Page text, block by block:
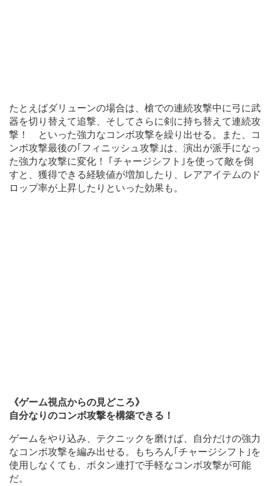
たとえばダリューンの場合は、槍での連続攻撃中に弓に武
器を切り替えて追撃、そしてさらに剣に持ち替えて連続攻
撃！ といった強力なコンボ攻撃を繰り出せる。また、コ
ンボ攻撃最後の｢フィニッシュ攻撃｣は、演出が派手になっ
た強力な攻撃に変化！ ｢チャージシフト｣を使って敵を倒
すと、獲得できる経験値が増加したり、レアアイテムのド
ロップ率が上昇したりといった効果も。
《ゲーム視点からの見どころ》
自分なりのコンボ攻撃を構築できる！
ゲームをやり込み、テクニックを磨けば、自分だけの強力
なコンボ攻撃を編み出せる。もちろん｢チャージシフト｣を
使用しなくても、ボタン連打で手軽なコンボ攻撃が可能
だ。